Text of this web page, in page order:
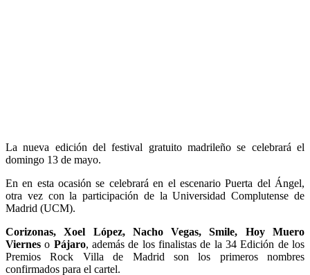
La nueva edición del festival gratuito madrileño se celebrará el
domingo 13 de mayo.
En en esta ocasión se celebrará en el escenario Puerta del Ángel,
otra vez con la participación de la Universidad Complutense de
Madrid (UCM).
Corizonas, Xoel López, Nacho Vegas, Smile, Hoy Muero
Viernes o Pájaro, además de los finalistas de la 34 Edición de los
Premios Rock Villa de Madrid son los primeros nombres
confirmados para el cartel.